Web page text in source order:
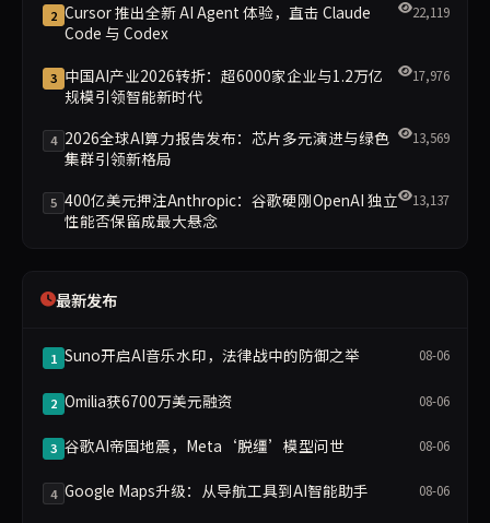
2 Cursor 推出全新 AI Agent 体验，直击 Claude
Code 与 Codex
22,119
3 中国AI产业2026转折：超6000家企业与1.2万亿
规模引领智能新时代
17,976
4 2026全球AI算力报告发布：芯片多元演进与绿色
集群引领新格局
13,569
5 400亿美元押注Anthropic：谷歌硬刚OpenAI 独立
性能否保留成最大悬念
13,137
最新发布
1 Suno开启AI音乐水印，法律战中的防御之举 08-06
2 Omilia获6700万美元融资 08-06
3 谷歌AI帝国地震，Meta‘脱缰’模型问世 08-06
4 Google Maps升级：从导航工具到AI智能助手 08-06